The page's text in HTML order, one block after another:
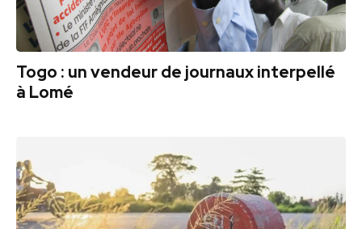
Togo : un vendeur de journaux interpellé
à Lomé